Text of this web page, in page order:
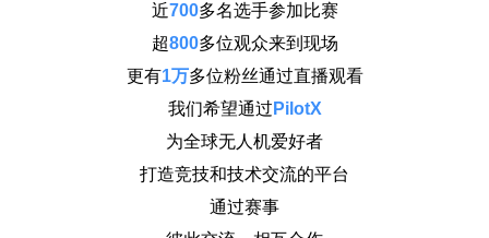
近700多名选手参加比赛
超800多位观众来到现场
更有1万多位粉丝通过直播观看
我们希望通过 PilotX
为全球无人机爱好者
打造竞技和技术交流的平台
通过赛事